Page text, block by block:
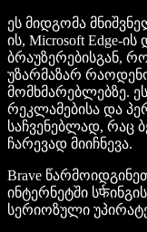
ეს მიდგომა
ის, Microsoft Edge-
ბრაუზერებისგან,
უზარმაზარ
მომხმარებლებზე.
რეკლამებისა და
საჩვენებლად, რაც
ჩარევად მიიჩნევა.
Brave
ინტერნეტში
სერიოზული